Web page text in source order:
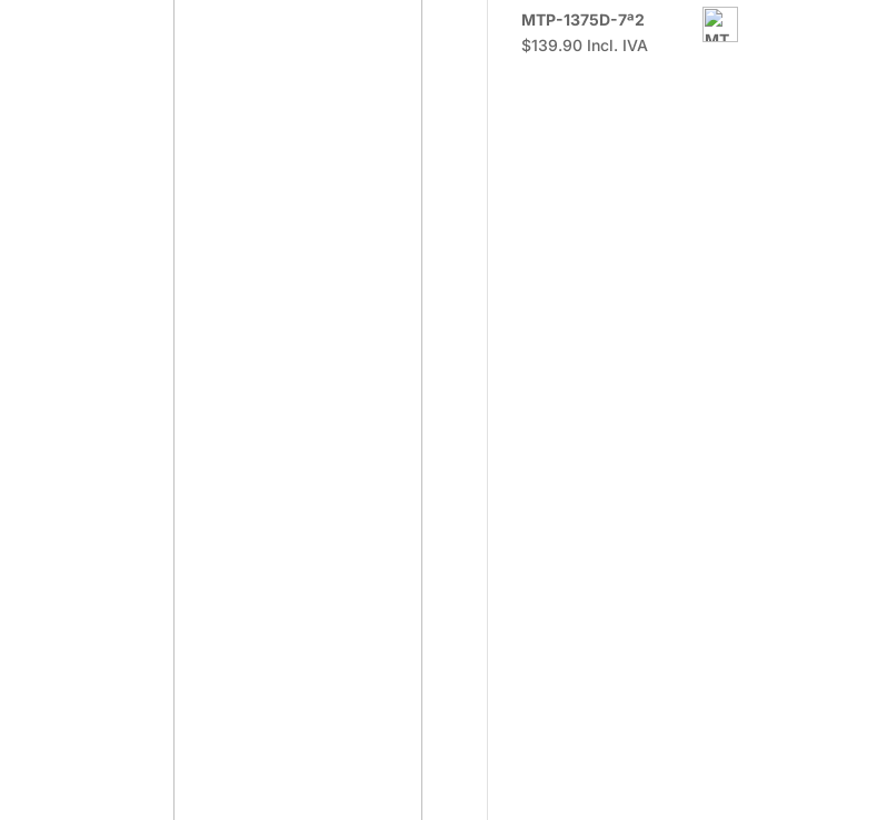
MTP-1375D-7ª2
$139.90 Incl. IVA